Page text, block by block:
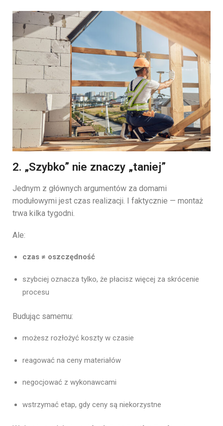
2. „Szybko” nie znaczy „taniej”
Jednym z głównych argumentów za domami
modułowymi jest czas realizacji. I faktycznie — montaż
trwa kilka tygodni.
Ale:
czas ≠ oszczędność
szybciej oznacza tylko, że płacisz więcej za skrócenie
procesu
Budując samemu:
możesz rozłożyć koszty w czasie
reagować na ceny materiałów
negocjować z wykonawcami
wstrzymać etap, gdy ceny są niekorzystne